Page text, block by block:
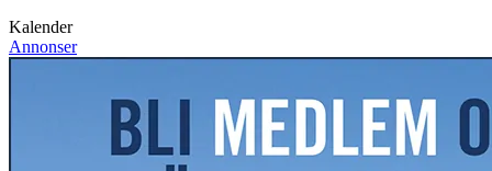
Kalender
Annonser